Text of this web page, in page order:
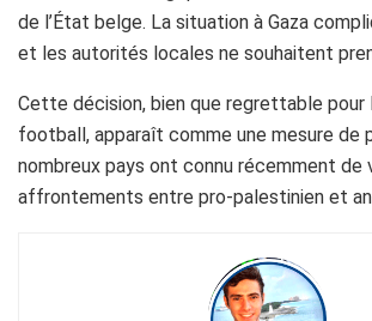
de l’État belge. La situation à Gaza
et les autorités locales ne souhaitent
Cette décision, bien que regrettable pour
football, apparaît comme une mesure de
nombreux pays ont connu récemment de
affrontements entre pro-palestinien et